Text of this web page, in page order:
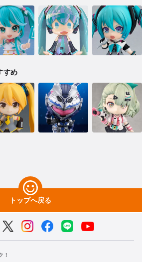
すめ
トップへ戻る
！